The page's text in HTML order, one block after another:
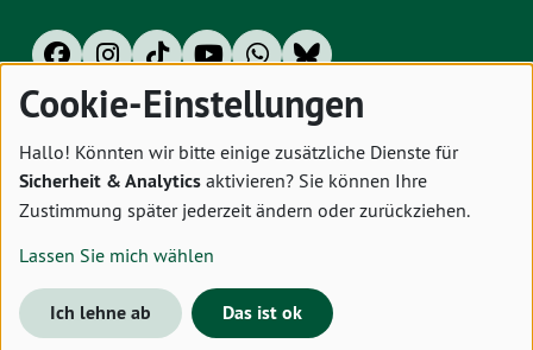
Impressum Datenschutz Cookies
Cookie-Einstellungen
Hallo! Könnten wir bitte einige zusätzliche Dienste für
Sicherheit & Analytics aktivieren? Sie können Ihre
Zustimmung später jederzeit ändern oder zurückziehen.
Lassen Sie mich wählen
Ich lehne ab Das ist ok